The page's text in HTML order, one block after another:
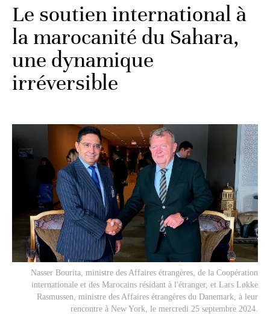
Le soutien international à
la marocanité du Sahara,
une dynamique
irréversible
Nasser Bourita, ministre des Affaires étrangères, de la Coopération
internationale et des Marocains résidant à l'étranger, et Lars Løkke
Rasmussen, ministre des Affaires étrangères du Danemark, à leur
rencontre à New York, le mercredi 25 septembre 2024.